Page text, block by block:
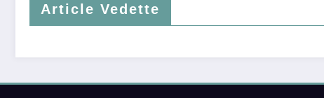
Article Vedette